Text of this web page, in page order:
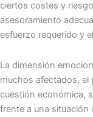
ciertos costes y
asesoramiento
esfuerzo requerido y
La dimensión
muchos afectados, el
cuestión económica,
frente a una situación